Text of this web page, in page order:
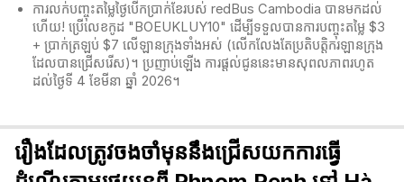
ការលក់បញ្ចុះតម្លៃថ្ងៃបើកប្រាក់ខែរបស់ redBus Cambodia បានមកដល់
ហើយ! ប្រើលេខកូដ "BOEUKLUY10" ដើម្បីទទួលបានការបញ្ចុះតម្លៃ $3
+ ប្រាក់ត្រឡប់ $7 លើឡានក្រុងទាំងអស់ (លើកលែងតែប្រតិបត្តិករឡានក្រុង
ដែលបានជ្រើសរើស)។ ប្រញាប់ឡើង ការផ្តល់ជូននេះមានសុពលភាពរហូត
ដល់ថ្ងៃទី 4 ខែមីនា ឆ្នាំ 2026។
រឿងដែលត្រូវចងចាំមុននឹងជ្រើសយកការធ្វើ